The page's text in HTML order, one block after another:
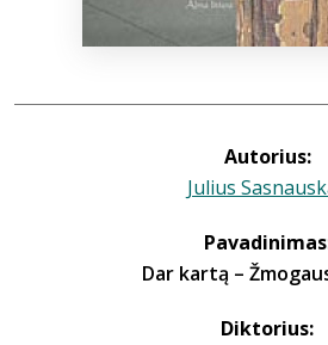
Autorius:
Julius
Dar kartą –
Diktorius: